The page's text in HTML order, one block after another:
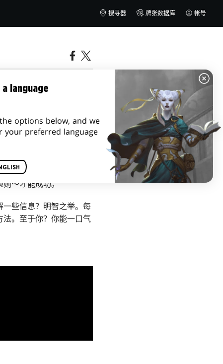
搜寻器 牌张数据库 帐号
～才能成功。
些信息？明智之举。每
。至于你？你能一口气
a language
options below, and we
your preferred language